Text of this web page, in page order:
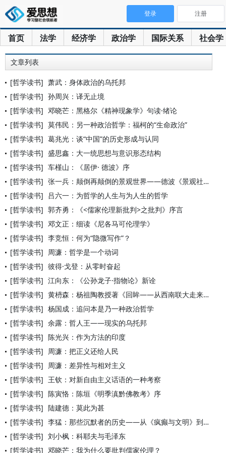
首页 法学 经济学 政治学 国际关系 社会学
登录 注册
文章列表
[哲学读书] 萧武：身体政治的乌托邦
[哲学读书] 孙周兴：译无止境
[哲学读书] 邓晓芒：黑格尔《精神现象学》句读·绪论
[哲学读书] 莫伟民：另一种政治哲学：福柯的“生命政治”
[哲学读书] 葛兆光：谈“中国”的历史形成与认同
[哲学读书] 盛思鑫：大一统思想与意识形态结构
[哲学读书] 车槿山：《居伊· 德波》序
[哲学读书] 张一兵：颠倒再颠倒的景观世界——德波《景观社会》的文本学解读
[哲学读书]
吕六一：为哲学的人生与为人生的哲学
[哲学读书] 郭齐勇：《<儒家伦理新批判>之批判》序言
[哲学读书] 邓文正：细读《尼各马可伦理学》
[哲学读书] 李竞恒：何为“隐微写作”？
[哲学读书] 周濂：哲学是一个动词
[哲学读书] 彼得·戈登：从零时奋起
[哲学读书] 江向东：《公孙龙子·指物论》新诠
[哲学读书] 黄枬森：杨祖陶教授著《回眸——从西南联大走来的60年》序
[哲学读书] 杨国成：追问本是乃一种政治哲学
[哲学读书] 余露：哲人王——现实的乌托邦
[哲学读书] 陈光兴：作为方法的印度
[哲学读书] 周濂：把正义还给人民
[哲学读书] 周濂：差异性与相对主义
[哲学读书] 王钦：对新自由主义话语的一种考察
[哲学读书] 陈寅恪：陈垣《明季滇黔佛教考》序
[哲学读书] 陆建德：莫此为甚
[哲学读书] 李猛：那些沉默者的历史——从《疯癫与文明》到《规训与惩罚》
[哲学读书] 刘小枫：科耶夫与毛泽东
[哲学读书] 邓晓芒：我为什么要批判儒家伦理？